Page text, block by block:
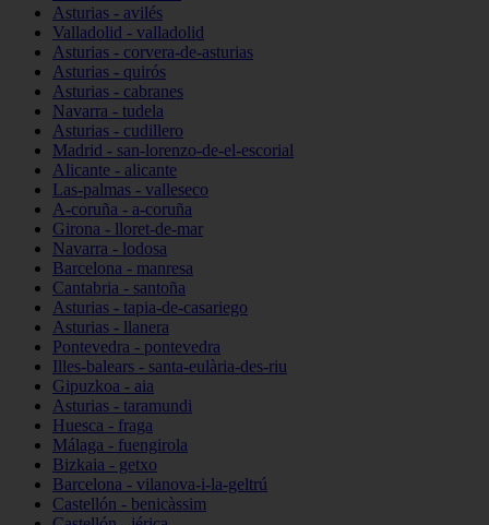
Asturias - avilés
Valladolid - valladolid
Asturias - corvera-de-asturias
Asturias - quirós
Asturias - cabranes
Navarra - tudela
Asturias - cudillero
Madrid - san-lorenzo-de-el-escorial
Alicante - alicante
Las-palmas - valleseco
A-coruña - a-coruña
Girona - lloret-de-mar
Navarra - lodosa
Barcelona - manresa
Cantabria - santoña
Asturias - tapia-de-casariego
Asturias - llanera
Pontevedra - pontevedra
Illes-balears - santa-eulària-des-riu
Gipuzkoa - aia
Asturias - taramundi
Huesca - fraga
Málaga - fuengirola
Bizkaia - getxo
Barcelona - vilanova-i-la-geltrú
Castellón - benicàssim